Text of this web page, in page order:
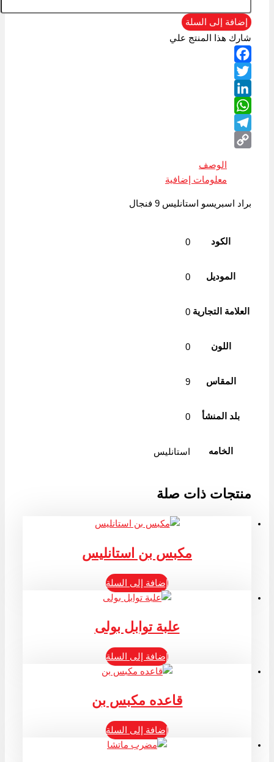
إضافة إلى السلة
شارك هذا المنتج علي
Facebook
Twitter
LinkedIn
WhatsApp
Telegram
الوصف
معلومات إضافية
براد اسبريسو استانليس 9 فنجال
الكود 0
الموديل 0
العلامة التجارية 0
اللون 0
المقاس 9
بلد المنشأ 0
الخامه استانليس
منتجات ذات صلة
مكبس بن استانليس
إضافة إلى السلة
علبة توابل بولى
إضافة إلى السلة
قاعده مكبس بن
إضافة إلى السلة